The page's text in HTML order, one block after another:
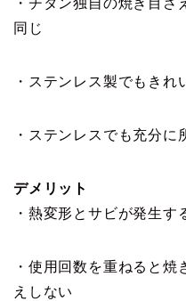
・チタン独自の焼き目
同じ
・ステンレス製でもきれ
・ステンレスでも充分
デメリット
・熱変形とサビが発生す
・使用回数を重ねると
えしない